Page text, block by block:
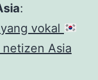
:
vokal
Asia